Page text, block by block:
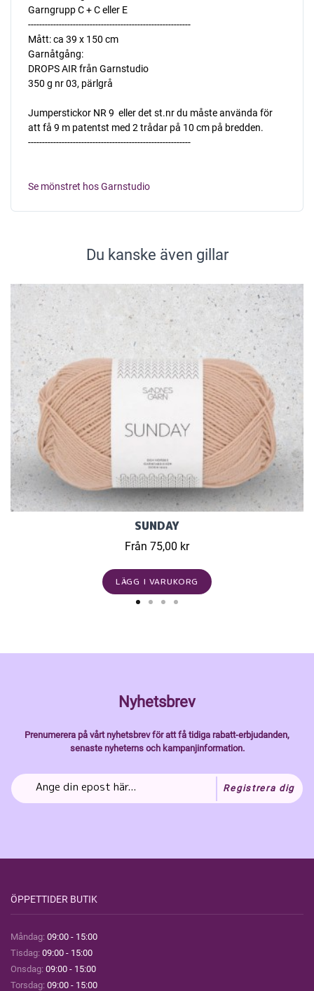
Garngrupp C + C eller E
----------------------------------------------------------
Mått: ca 39 x 150 cm
Garnåtgång:
DROPS AIR från Garnstudio
350 g nr 03, pärlgrå
Jumperstickor NR 9  eller det st.nr du måste använda för
att få 9 m patentst med 2 trådar på 10 cm på bredden.
----------------------------------------------------------
Se mönstret hos Garnstudio
Du kanske även gillar
SUNDAY
Från 75,00 kr
LÄGG I VARUKORG
Nyhetsbrev
Prenumerera på vårt nyhetsbrev för att få tidiga rabatt-erbjudanden,
senaste nyheterns och kampanjinformation.
Registrera dig
ÖPPETTIDER BUTIK
Måndag: 09:00 - 15:00
Tisdag: 09:00 - 15:00
Onsdag: 09:00 - 15:00
Torsdag: 09:00 - 15:00